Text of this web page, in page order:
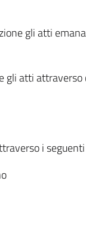
gli atti
gli atti attraverso
i